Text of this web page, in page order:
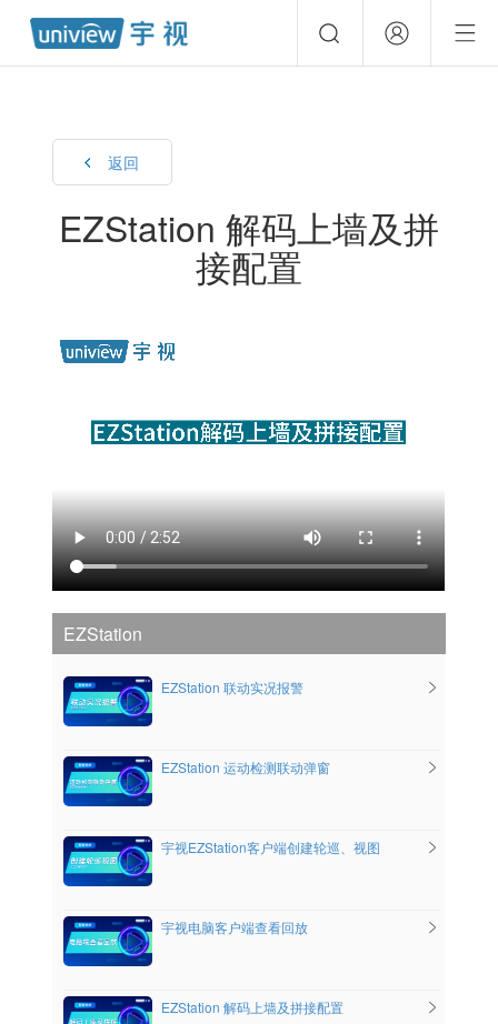
返回
EZStation 解码上墙及拼
接配置
EZStation
EZStation 联动实况报警
EZStation 运动检测联动弹窗
宇视EZStation客户端创建轮巡、视图
宇视电脑客户端查看回放
EZStation 解码上墙及拼接配置